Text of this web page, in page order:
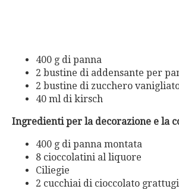
400 g di panna
2 bustine di addensante per
2 bustine di zucchero
40 ml di kirsch
Ingredienti per la decorazione e la
400 g di panna montata
8 cioccolatini al liquore
Ciliegie
2 cucchiai di cioccolato